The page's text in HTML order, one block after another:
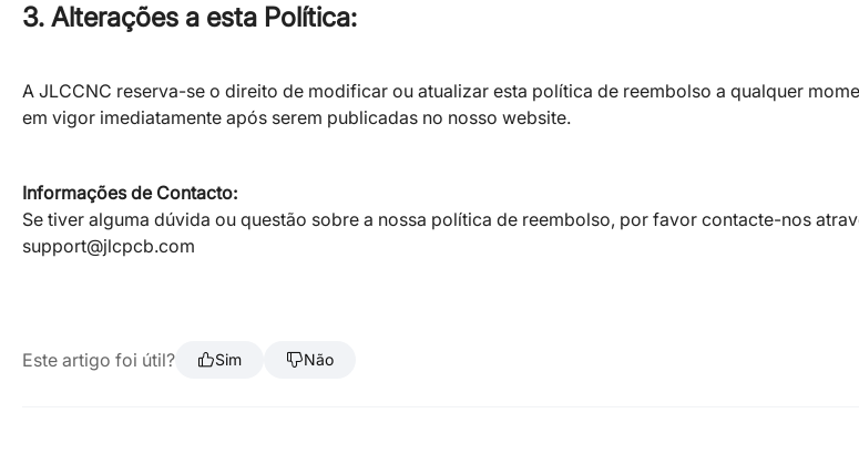
3. Alterações a esta Política:
A JLCCNC reserva-se o direito de modificar ou atualizar esta política de reembolso a qualquer
em vigor imediatamente após serem publicadas no nosso website.
Informações de Contacto:
Se tiver alguma dúvida ou questão sobre a nossa política de reembolso, por favor contacte-nos
support@jlcpcb.com
Este artigo foi útil? Sim Não